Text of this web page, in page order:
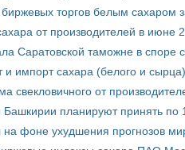
биржевых торгов белым сахаром
от производителей в июне
Саратовской таможне в
и импорт сахара (белого и
свекловичного от
планируют принять по
фоне ухудшения прогнозов